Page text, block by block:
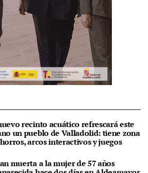
recinto acuático refrescará este
un pueblo de Valladolid: tiene zona
arcos interactivos y juegos
muerta a la mujer de 57 años